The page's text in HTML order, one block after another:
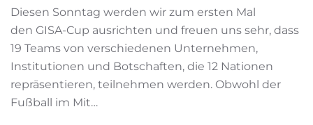
Diesen Sonntag werden wir zum ersten Mal
den GISA-Cup ausrichten und freuen uns sehr, dass
19 Teams von verschiedenen Unternehmen,
Institutionen und Botschaften, die 12 Nationen
repräsentieren, teilnehmen werden. Obwohl der
Fußball im Mit…